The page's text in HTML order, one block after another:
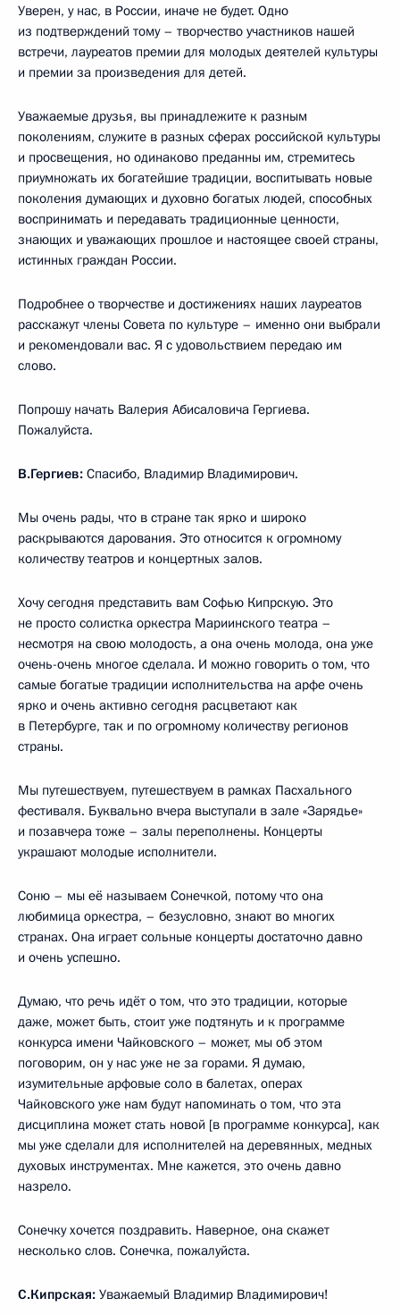
Уверен, у нас, в России, иначе не будет. Одно
из подтверждений тому – творчество участников нашей
встречи, лауреатов премии для молодых деятелей культуры
и премии за произведения для детей.
Уважаемые друзья, вы принадлежите к разным
поколениям, служите в разных сферах российской культуры
и просвещения, но одинаково преданны им, стремитесь
приумножать их богатейшие традиции, воспитывать новые
поколения думающих и духовно богатых людей, способных
воспринимать и передавать традиционные ценности,
знающих и уважающих прошлое и настоящее своей страны,
истинных граждан России.
Подробнее о творчестве и достижениях наших лауреатов
расскажут члены Совета по культуре – именно они выбрали
и рекомендовали вас. Я с удовольствием передаю им
слово.
Попрошу начать Валерия Абисаловича Гергиева.
Пожалуйста.
В.Гергиев: Спасибо, Владимир Владимирович.
Мы очень рады, что в стране так ярко и широко
раскрываются дарования. Это относится к огромному
количеству театров и концертных залов.
Хочу сегодня представить вам Софью Кипрскую. Это
не просто солистка оркестра Мариинского театра –
несмотря на свою молодость, а она очень молода, она уже
очень-очень многое сделала. И можно говорить о том, что
самые богатые традиции исполнительства на арфе очень
ярко и очень активно сегодня расцветают как
в Петербурге, так и по огромному количеству регионов
страны.
Мы путешествуем, путешествуем в рамках Пасхального
фестиваля. Буквально вчера выступали в зале «Зарядье»
и позавчера тоже – залы переполнены. Концерты
украшают молодые исполнители.
Соню – мы её называем Сонечкой, потому что она
любимица оркестра, – безусловно, знают во многих
странах. Она играет сольные концерты достаточно давно
и очень успешно.
Думаю, что речь идёт о том, что это традиции, которые
даже, может быть, стоит уже подтянуть и к программе
конкурса имени Чайковского – может, мы об этом
поговорим, он у нас уже не за горами. Я думаю,
изумительные арфовые соло в балетах, операх
Чайковского уже нам будут напоминать о том, что эта
дисциплина может стать новой [в программе конкурса], как
мы уже сделали для исполнителей на деревянных, медных
духовых инструментах. Мне кажется, это очень давно
назрело.
Сонечку хочется поздравить. Наверное, она скажет
несколько слов. Сонечка, пожалуйста.
С.Кипрская: Уважаемый Владимир Владимирович!